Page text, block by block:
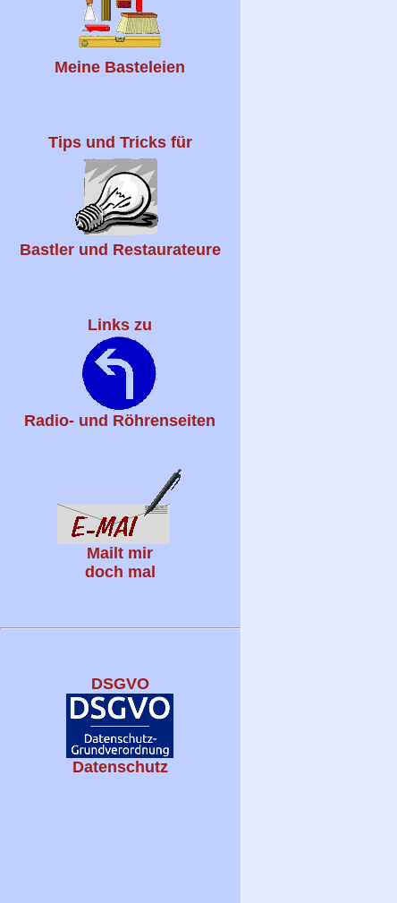
Meine Basteleien
Tips und Tricks für
Bastler und Restaurateure
Links zu
Radio- und Röhrenseiten
Mailt mir
doch mal
DSGVO
Datenschutz